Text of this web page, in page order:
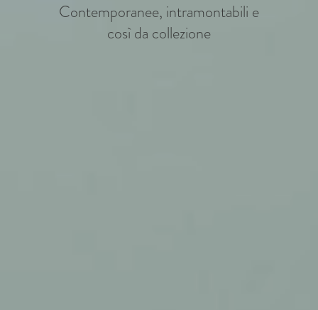
Contemporanee, intramontabili e
così da collezione